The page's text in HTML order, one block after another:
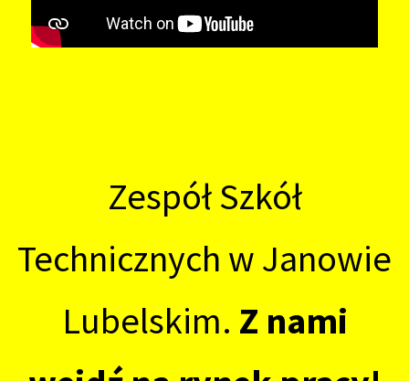
Zespół Szkół
Technicznych w Janowie
Lubelskim. Z nami